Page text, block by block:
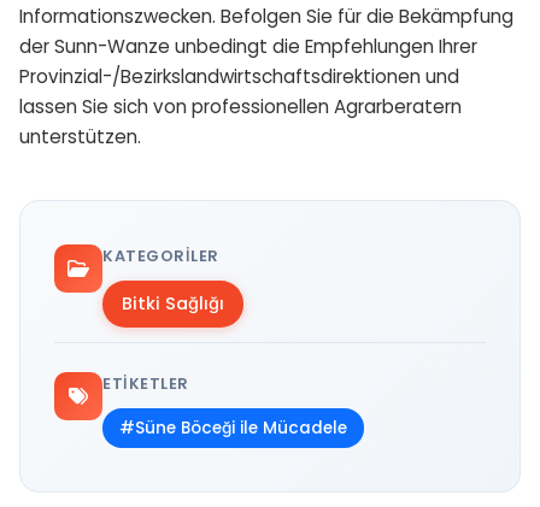
Informationszwecken. Befolgen Sie für die Bekämpfung
der Sunn-Wanze unbedingt die Empfehlungen Ihrer
Provinzial-/Bezirkslandwirtschaftsdirektionen und
lassen Sie sich von professionellen Agrarberatern
unterstützen.
KATEGORILER
Bitki Sağlığı
ETIKETLER
#Süne Böceği ile Mücadele